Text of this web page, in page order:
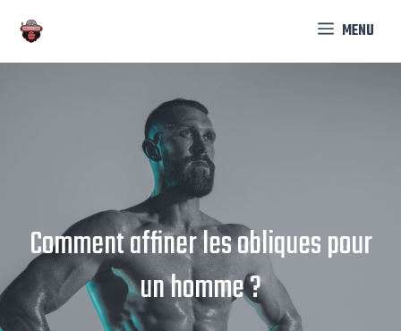
contenu
MENU
Comment affiner les obliques pour
un homme ?